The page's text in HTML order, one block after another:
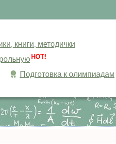
книги, методички
HOT!
Подготовка к олимпиадам